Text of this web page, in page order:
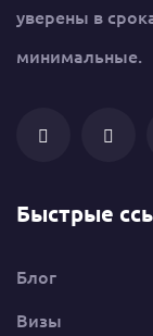
уверены в
минимальные.
Быстрые
Блог
Визы